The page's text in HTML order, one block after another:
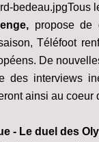
Tous
propose de
Téléfoot
De
des interviews
ainsi au coeur
- Le duel des